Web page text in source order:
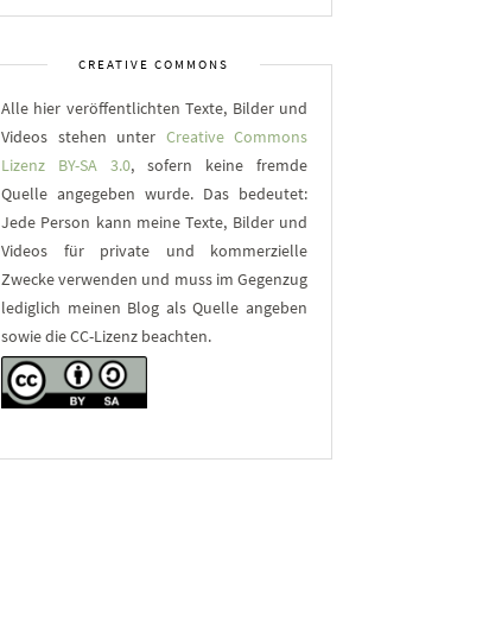
CREATIVE COMMONS
Alle hier veröffentlichten Texte, Bilder und
Videos stehen unter Creative Commons
Lizenz BY-SA 3.0, sofern keine fremde
Quelle angegeben wurde. Das bedeutet:
Jede Person kann meine Texte, Bilder und
Videos für private und kommerzielle
Zwecke verwenden und muss im Gegenzug
lediglich meinen Blog als Quelle angeben
sowie die CC-Lizenz beachten.